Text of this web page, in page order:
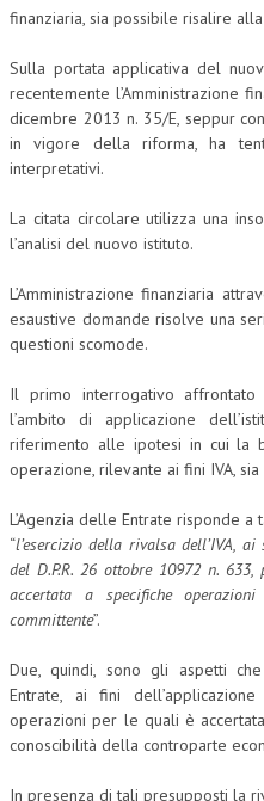
finanziaria, sia possibile risalire
Sulla portata applicativa del
recentemente l’Amministrazione
dicembre 2013 n. 35/E, seppur
in vigore della riforma, ha
interpretativi.
La citata circolare utilizza una
l’analisi del nuovo istituto.
L’Amministrazione finanziaria
esaustive domande risolve una
questioni scomode.
Il primo interrogativo
l’ambito di applicazione
riferimento alle ipotesi in cui la
operazione, rilevante ai fini IVA,
L’Agenzia delle Entrate risponde
“l’esercizio della rivalsa dell’IVA,
del D.P.R. 26 ottobre 10972 n.
accertata a specifiche
committente”.
Due, quindi, sono gli aspetti
Entrate, ai fini
operazioni per le quali è
conoscibilità della controparte
In presenza di tali presupposti la